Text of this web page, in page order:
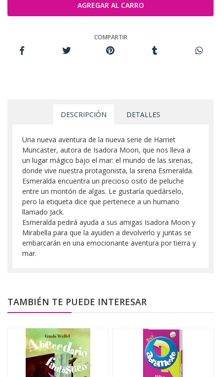
COMPARTIR
DESCRIPCIÓN DETALLES
Una nueva aventura de la nueva serie de Harriet
Muncaster, autora de Isadora Moon, que nos lleva a
un lugar mágico bajo el mar: el mundo de las sirenas,
donde vive nuestra protagonista, la sirena Esmeralda.
Esmeralda encuentra un precioso osito de peluche
entre un montón de algas. Le gustaría quedárselo,
pero la etiqueta dice que pertenece a un humano
llamado Jack.
Esmeralda pedirá ayuda a sus amigas Isadora Moon y
Mirabella para que la ayuden a devolverlo y juntas se
embarcarán en una emocionante aventura por tierra y
mar.
TAMBIÉN TE PUEDE INTERESAR